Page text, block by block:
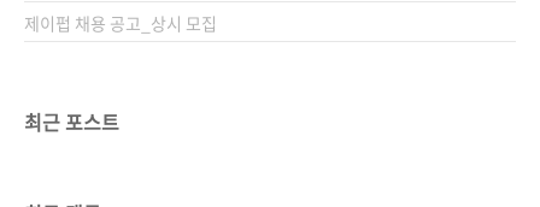
제이펍 채용 공고_상시 모집
최근 포스트